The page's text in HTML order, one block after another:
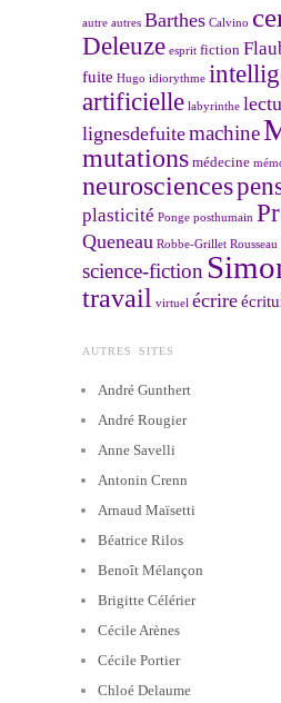
autre autres Barthes Calvino
Deleuze esprit fiction
fuite Hugo idiorythme
artificielle labyrinthe
lignesdefuitemachine
mutations médecine
neurosciences
plasticité Ponge posthumain
Queneau Robbe-Grillet Rousseau
science-fiction
travail virtuel écrire
AUTRES SITES
André Gunthert
André Rougier
Anne Savelli
Antonin Crenn
Arnaud Maïsetti
Béatrice Rilos
Benoît Mélançon
Brigitte Célérier
Cécile Arènes
Cécile Portier
Chloé Delaume